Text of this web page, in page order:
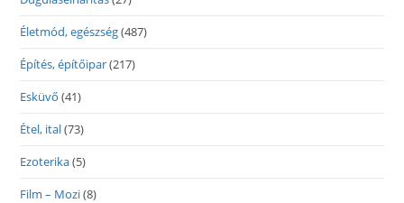
Életmód, egészség(487)
Építés, építőipar(217)
Esküvő (41)
Étel, ital(73)
Ezoterika(5)
Film – Mozi(8)